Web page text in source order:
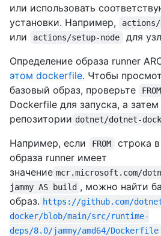
или использовать
установки. Например,
или
actions/setup-node
для
Определение образа runner
этом dockerfile. Чтобы
базовый образ, проверьте
FROM
Dockerfile для запуска, а
репозитории dotnet/dotnet-
Например, если
FROM
строка
образа runner имеет
значение mcr.microsoft.com/
jammy AS build , можно найти
образ. https://github.com/
docker/blob/main/src/runtime-
deps/8.0/jammy/amd64/Dockerfile